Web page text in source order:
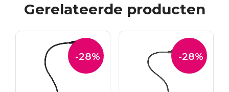
Gerelateerde producten
-28% -28%